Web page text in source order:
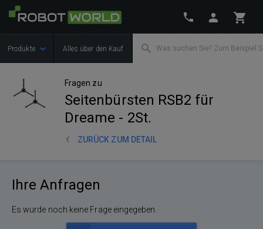
Produkte Alles über den Kauf
Fragen zu
Seitenbürsten RSB2 für
Dreame - 2St.
ZURÜCK ZUM DETAIL
Ihre Anfragen
Es wurde noch keine Frage eingegeben.